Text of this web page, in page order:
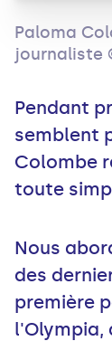
Paloma
journaliste
Pendant
semblent
Colombe
toute
Nous
des
première
l'Olympia,